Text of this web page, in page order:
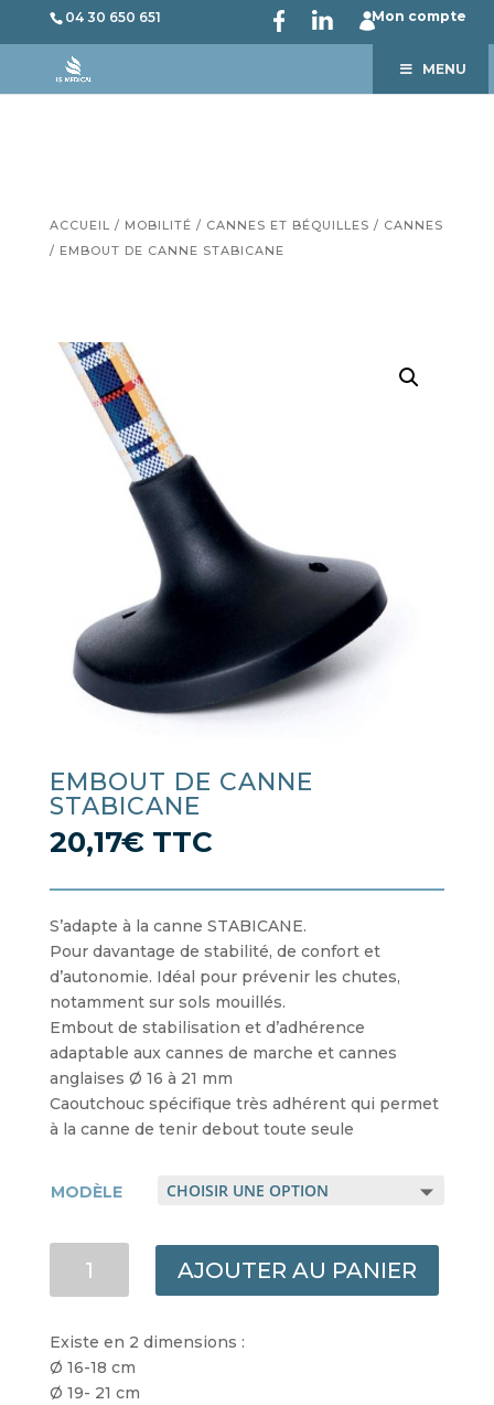
04 30 650 651 Mon compte
MENU
ACCUEIL / MOBILITÉ / CANNES ET BÉQUILLES / CANNES
/ EMBOUT DE CANNE STABICANE
EMBOUT DE CANNE
STABICANE
20,17€ TTC
S’adapte à la canne STABICANE.
Pour davantage de stabilité, de confort et
d’autonomie. Idéal pour prévenir les chutes,
notamment sur sols mouillés.
Embout de stabilisation et d’adhérence
adaptable aux cannes de marche et cannes
anglaises Ø 16 à 21 mm
Caoutchouc spécifique très adhérent qui permet
à la canne de tenir debout toute seule
MODÈLE
CANNE
STABICANE
AJOUTER AU PANIER
Existe en 2 dimensions :
Ø 16-18 cm
Ø 19- 21 cm